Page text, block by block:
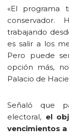
«El programa
conservador.
trabajando
es salir a los
Pero puede
opción más,
Palacio de
Señaló que
electoral, el
vencimientos